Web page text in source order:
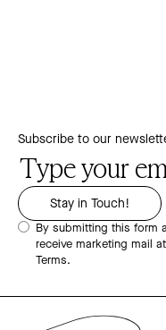
Subscribe to our
By submitting this form
receive marketing mail
Terms.